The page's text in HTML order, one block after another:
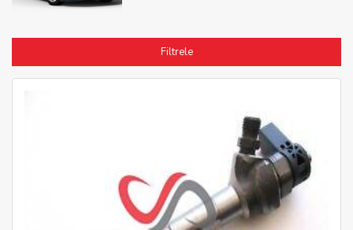
Filtrele